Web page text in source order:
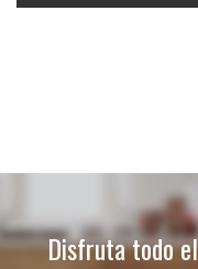
Disfruta todo